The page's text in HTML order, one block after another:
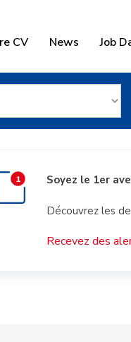
CV News Job
Soyez le 1er
Découvrez les
Recevez des